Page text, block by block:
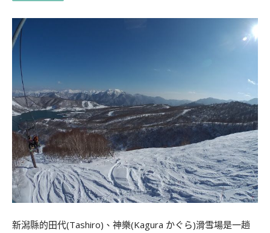
新潟縣的田代(Tashiro)、神樂(Kagura かぐら)滑雪場是一趟